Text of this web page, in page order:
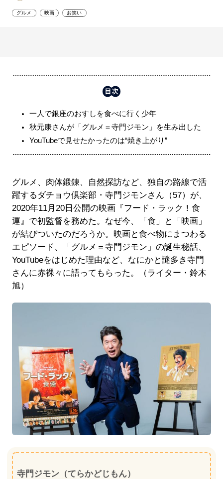
グルメ 映画 お笑い
一人で銀座のおすしを食べに行く少年
秋元康さんが「グルメ＝寺門ジモン」を生み出した
YouTubeで見せたかったのは“焼き上がり”
グルメ、肉体鍛錬、自然探訪など、独自の路線で活
躍するダチョウ倶楽部・寺門ジモンさん（57）が、
2020年11月20日公開の映画『フード・ラック！食
運』で初監督を務めた。なぜ今、「食」と「映画」
が結びついたのだろうか。映画と食べ物にまつわる
エピソード、「グルメ＝寺門ジモン」の誕生秘話、
YouTubeをはじめた理由など、なにかと謎多き寺門
さんに赤裸々に語ってもらった。（ライター・鈴木
旭）
寺門ジモン（てらかどじもん）